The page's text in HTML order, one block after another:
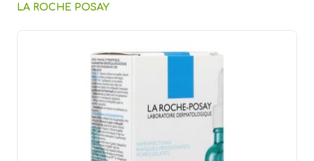
LA ROCHE POSAY